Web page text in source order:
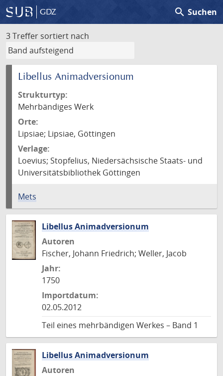
GDZ search Suchen
3 Treffer sortiert nach
Libellus Animadversionum
Strukturtyp:
Mehrbändiges Werk
Orte:
Lipsiae; Lipsiae, Göttingen
Verlage:
Loevius; Stopfelius, Niedersächsische Staats- und
Universitätsbibliothek Göttingen
Mets
Libellus Animadversionum
Autoren
Fischer, Johann Friedrich; Weller, Jacob
Jahr:
1750
Importdatum:
02.05.2012
Teil eines mehrbändigen Werkes – Band 1
Libellus Animadversionum
Autoren